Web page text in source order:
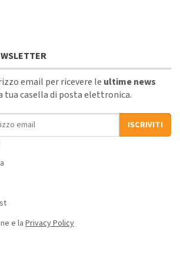
email per ricevere le ultime news
casella di posta elettronica.
ISCRIVITI
e la Privacy Policy